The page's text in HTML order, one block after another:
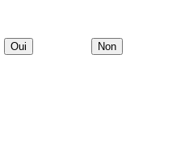
Oui Non